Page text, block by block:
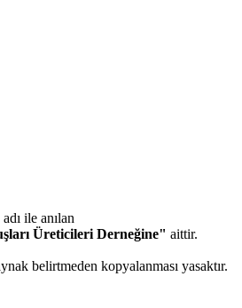
ile anılan
Üreticileri Derneğine" aittir.
belirtmeden kopyalanması yasaktır.